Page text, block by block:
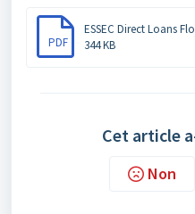
PDF
ESSEC Direct Loans
344 KB
Cet article
Non